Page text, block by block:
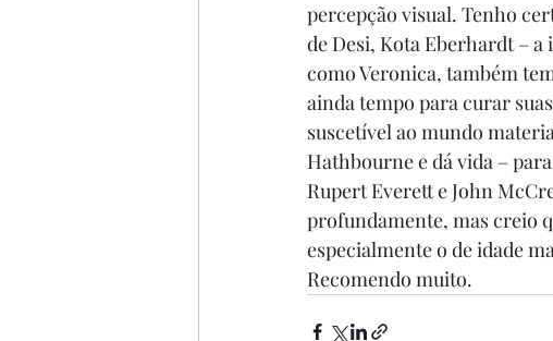
percepção visual. Tenho
de Desi, Kota Eberhardt –
como Veronica, também
ainda tempo para curar
suscetível ao mundo
Hathbourne e dá vida –
Rupert Everett e John
profundamente, mas creio
especialmente o de idade
Recomendo muito.